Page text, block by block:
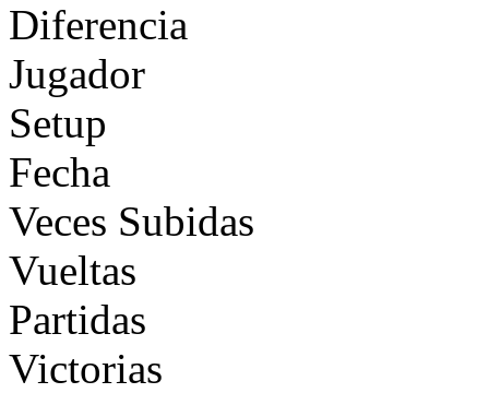
Diferencia
Jugador
Setup
Fecha
Veces Subidas
Vueltas
Partidas
Victorias